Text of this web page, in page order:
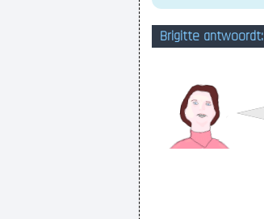
Brigitte antwoordt: